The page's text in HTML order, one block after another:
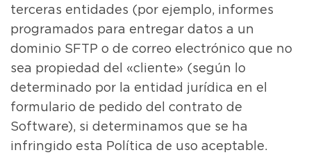
terceras entidades (por ejemplo, informes
programados para entregar datos a un
dominio SFTP o de correo electrónico que no
sea propiedad del «cliente» (según lo
determinado por la entidad jurídica en el
formulario de pedido del contrato de
Software), si determinamos que se ha
infringido esta Política de uso aceptable.